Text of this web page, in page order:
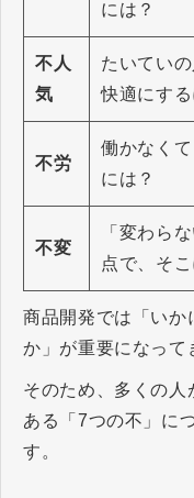
には？
不人
気
たいてい
快適にする
不労
働かなく
には？
不変
「変わら
点で、そ
商品開発では「いか
か」が重要になって
そのため、多くの
ある「7つの不」に
す。